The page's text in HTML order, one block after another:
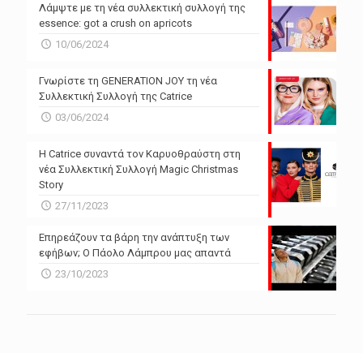
Λάμψτε με τη νέα συλλεκτική συλλογή της
essence: got a crush on apricots
10/06/2024
Γνωρίστε τη GENERATION JOY τη νέα
Συλλεκτική Συλλογή της Catrice
03/06/2024
Η Catrice συναντά τον Καρυοθραύστη στη
νέα Συλλεκτική Συλλογή Magic Christmas
Story
27/11/2023
Επηρεάζουν τα βάρη την ανάπτυξη των
εφήβων; Ο Πάολο Λάμπρου μας απαντά
23/10/2023